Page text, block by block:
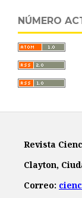
NÚMERO
Revista
Clayton,
Correo: